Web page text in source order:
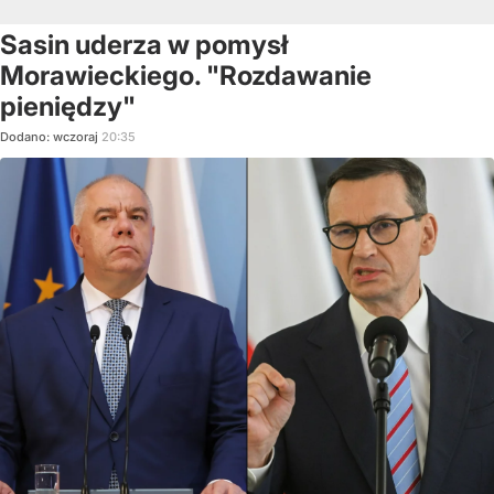
Sasin uderza w pomysł
Morawieckiego. "Rozdawanie
pieniędzy"
Dodano: wczoraj 20:35